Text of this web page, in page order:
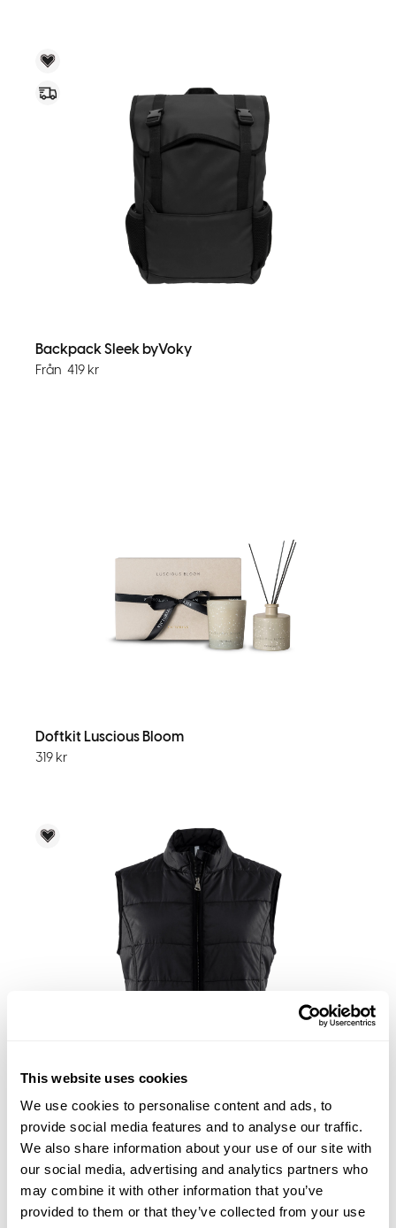
This website uses cookies
We use cookies to personalise content and ads, to
provide social media features and to analyse our traffic.
We also share information about your use of our site with
our social media, advertising and analytics partners who
may combine it with other information that you’ve
provided to them or that they’ve collected from your use
Backpack Sleek byVoky
Från 419 kr
Doftkit Luscious Bloom
319 kr
Voky Rekommenderar